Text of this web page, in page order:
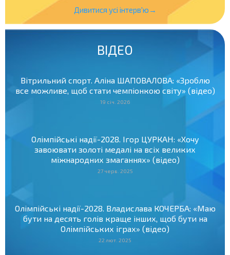
Дивитися усі інтерв'ю→
ВІДЕО
Вітрильний спорт. Аліна ШАПОВАЛОВА: «Зроблю
все можливе, щоб стати чемпіонкою світу» (відео)
19 січ. 2026
Олімпійські надії-2028. Ігор ЦУРКАН: «Хочу
завоювати золоті медалі на всіх великих
міжнародних змаганнях» (відео)
27 черв. 2025
Олімпійські надії-2028. Владислава КОЧЕРБА: «Маю
бути на десять голів краще інших, щоб бути на
Олімпійських іграх» (відео)
22 лют. 2025